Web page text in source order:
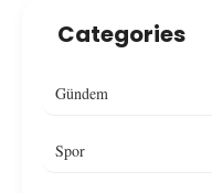
Categories
Gündem
Spor